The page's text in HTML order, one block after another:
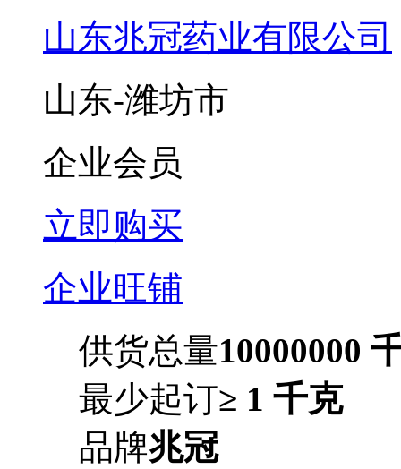
山东兆冠药业有限公司
山东-潍坊市
企业会员
立即购买
企业旺铺
供货总量10000000
最少起订≥ 1 千克
品牌兆冠